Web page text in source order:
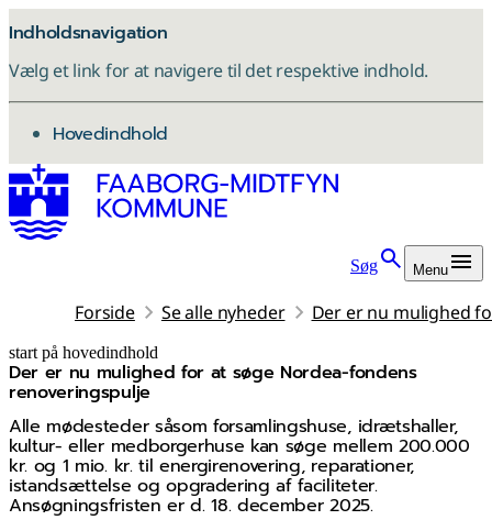
Indholdsnavigation
Vælg et link for at navigere til det respektive indhold.
gå til
Hovedindhold
Søg Menu
Forside Se alle nyheder Der er nu mulighed
start på hovedindhold
Der er nu mulighed for at søge Nordea-fondens
renoveringspulje
Alle mødesteder såsom forsamlingshuse, idrætshaller,
kultur- eller medborgerhuse kan søge mellem 200.000
kr. og 1 mio. kr. til energirenovering, reparationer,
istandsættelse og opgradering af faciliteter.
Ansøgningsfristen er d. 18. december 2025.
senest opdateret 4. november 2025